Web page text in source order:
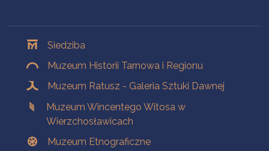
Siedziba
Muzeum Historii Tarnowa i Regionu
Muzeum Ratusz - Galeria Sztuki Dawnej
Muzeum Wincentego Witosa w
Wierzchosławicach
Muzeum Etnograficzne